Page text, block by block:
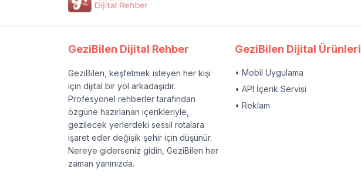
GeziBilen Dijital Rehber
GeziBilen, keşfetmek isteyen her kişi
için dijital bir yol arkadaşıdır.
Profesyonel rehberler tarafından
özgüne hazırlanan içerikleriyle,
gezilecek yerlerdeki sessil rotalara
işaret eder değişik şehir için düşünür.
Nereye giderseniz gidin, GeziBilen her
zaman yanınızda.
GeziBilen Dijital Ürünleri
• Mobil Uygulama
• API İçerik Servisi
• Reklam